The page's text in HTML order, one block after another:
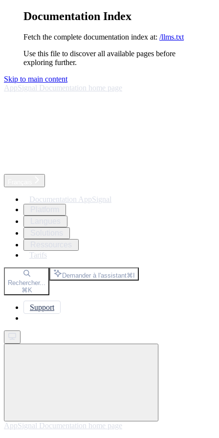
Documentation Index
Fetch the complete documentation index at: /llms.txt
Use this file to discover all available pages before
exploring further.
Skip to main content
AppSignal Documentation home page
Documentation AppSignal
Tarifs
Rechercher...
⌘K
Demander à l'assistant⌘I
Support
AppSignal Documentation home page